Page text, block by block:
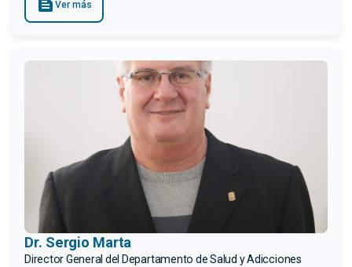
text_snippet Ver más
Dr. Sergio Marta
Director General del Departamento de Salud y Adicciones